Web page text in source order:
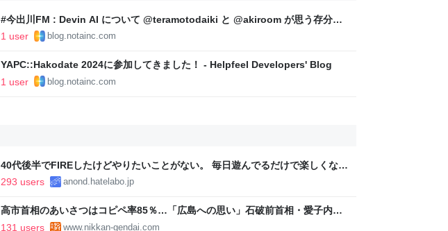
#今出川FM : Devin AI について @teramotodaiki と @akiroom が思う存分話
しまくりました（Devin 本人コメントあり） - Helpfeel Developers' Blog
1 user blog.notainc.com
YAPC::Hakodate 2024に参加してきました！ - Helpfeel Developers' Blog
1 user
blog.notainc.com
40代後半でFIREしたけどやりたいことがない。 毎日遊んでるだけで楽しくな
い..
293 users anond.hatelabo.jp
高市首相のあいさつはコピペ率85％…「広島への思い」石破前首相・愛子内親
王とは絶望的格差｜日刊ゲンダイDIGITAL
131 users www.nikkan-gendai.com